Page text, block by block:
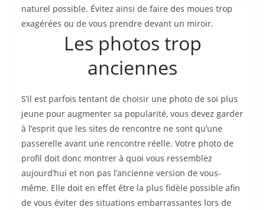
naturel possible. Évitez ainsi de faire des moues trop
exagérées ou de vous prendre devant un miroir.
Les photos trop
anciennes
S’il est parfois tentant de choisir une photo de soi plus
jeune pour augmenter sa popularité, vous devez garder
à l’esprit que les sites de rencontre ne sont qu’une
passerelle avant une rencontre réelle. Votre photo de
profil doit donc montrer à quoi vous ressemblez
aujourd’hui et non pas l’ancienne version de vous-
même. Elle doit en effet être la plus fidèle possible afin
de vous éviter des situations embarrassantes lors de